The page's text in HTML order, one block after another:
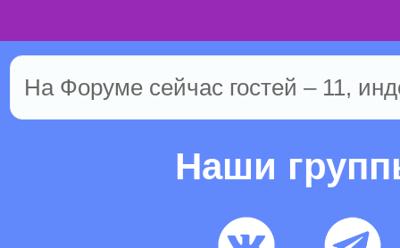
На Форуме сейчас гостей – 11,
Наши